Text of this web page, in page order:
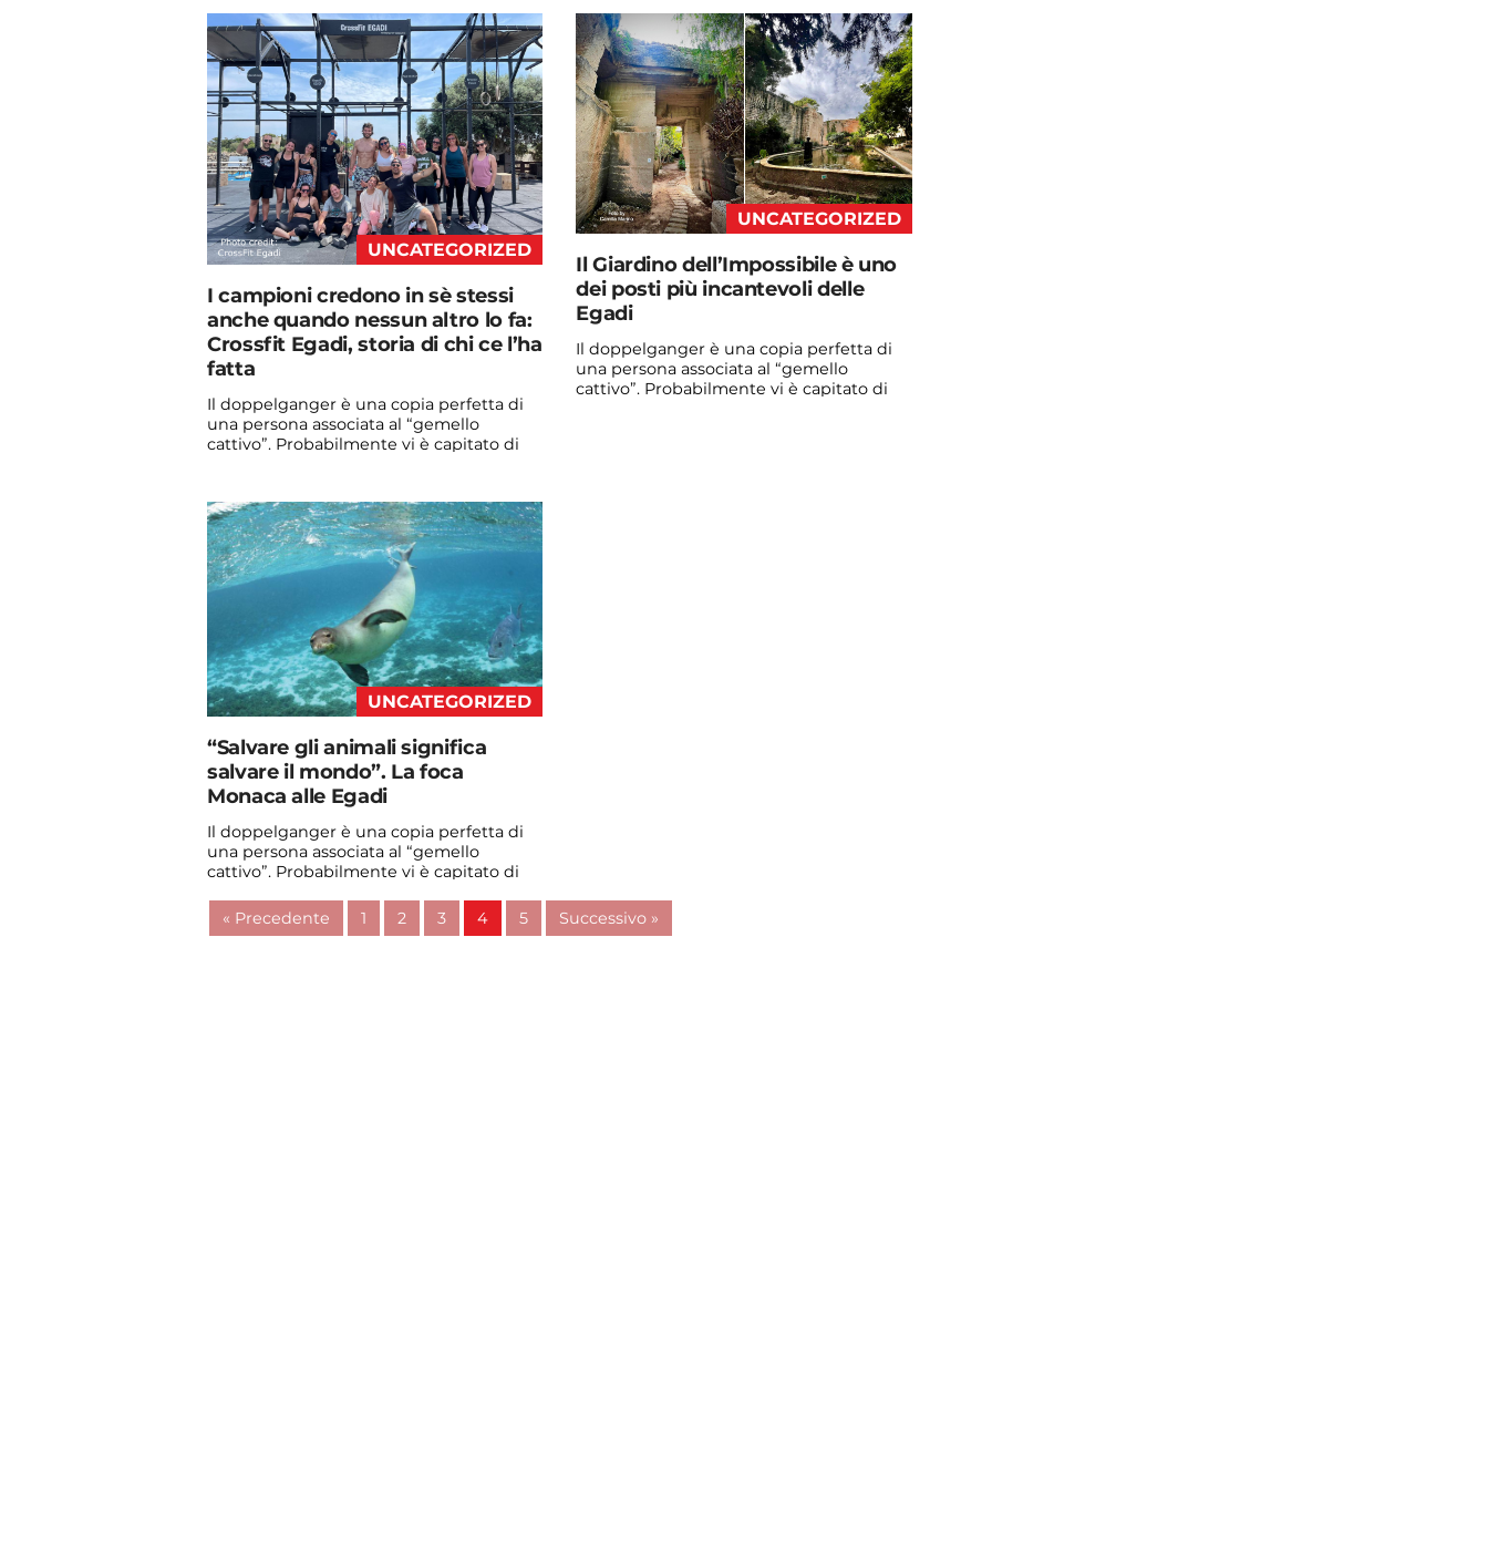
admin@admin.com 3 days fa admin@admin.com 3 days fa
UNCATEGORIZED
I campioni credono in sè stessi
anche quando nessun altro lo fa:
Crossfit Egadi, storia di chi ce l’ha
fatta
Il doppelganger è una copia perfetta di
una persona associata al “gemello
cattivo”. Probabilmente vi è capitato di
admin@admin.com 3 days fa
UNCATEGORIZED
Il Giardino dell’Impossibile è uno
dei posti più incantevoli delle
Egadi
Il doppelganger è una copia perfetta di
una persona associata al “gemello
cattivo”. Probabilmente vi è capitato di
UNCATEGORIZED
“Salvare gli animali significa
salvare il mondo”. La foca
Monaca alle Egadi
Il doppelganger è una copia perfetta di
una persona associata al “gemello
cattivo”. Probabilmente vi è capitato di
Continua a leggere
« Precedente 1 2 3 4 5 Successivo »